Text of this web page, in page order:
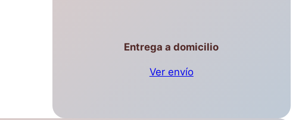
Entrega a domicilio
Ver envío